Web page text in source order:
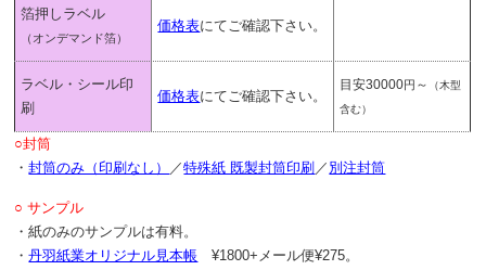
箔押しラベル
（オンデマンド箔）
価格表にてご確認下さい。
ラベル・シール印
刷
価格表にてご確認下さい。
目安30000円 ～
（木型
含む）
○封筒
・封筒のみ（印刷なし） ／特殊紙 既製封筒印刷 ／ 別注封筒
○ サンプル
・紙のみのサンプルは有料。
・丹羽紙業オリジナル見本帳 ¥1800+メール便¥275。